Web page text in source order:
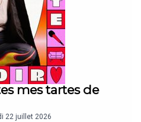
mes tartes de
22 juillet 2026